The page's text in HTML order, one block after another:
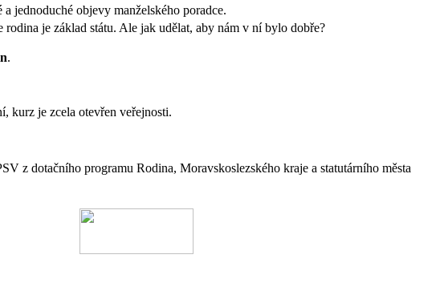
a jednoduché objevy manželského poradce.
rodina je základ státu. Ale jak udělat, aby nám v ní bylo dobře?
.
kurz je zcela otevřen veřejnosti.
programu Rodina, Moravskoslezského kraje a statutárního města